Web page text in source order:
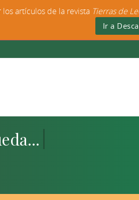
artículos de la revista Tierras de
Ir a